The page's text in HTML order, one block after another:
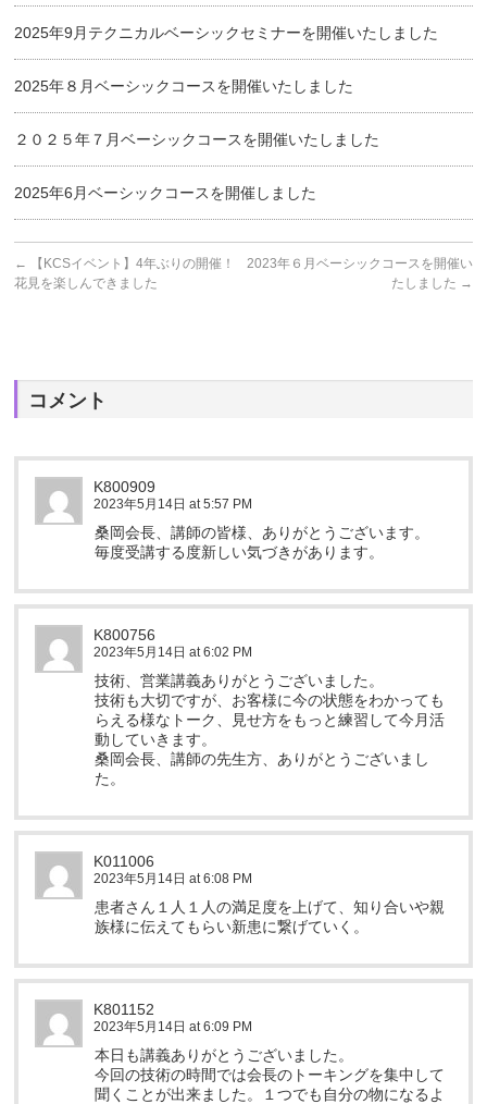
2025年9月テクニカルベーシックセミナーを開催いたしました
2025年８月ベーシックコースを開催いたしました
２０２５年７月ベーシックコースを開催いたしました
2025年6月ベーシックコースを開催しました
←
【KCSイベント】4年ぶりの開催！
花見を楽しんできました
2023年６月ベーシックコースを開催い
たしました →
コメント
K800909
2023年5月14日 at 5:57 PM
桑岡会長、講師の皆様、ありがとうございます。
毎度受講する度新しい気づきがあります。
K800756
2023年5月14日 at 6:02 PM
技術、営業講義ありがとうございました。
技術も大切ですが、お客様に今の状態をわかっても
らえる様なトーク、見せ方をもっと練習して今月活
動していきます。
桑岡会長、講師の先生方、ありがとうございまし
た。
K011006
2023年5月14日 at 6:08 PM
患者さん１人１人の満足度を上げて、知り合いや親
族様に伝えてもらい新患に繋げていく。
K801152
2023年5月14日 at 6:09 PM
本日も講義ありがとうございました。
今回の技術の時間では会長のトーキングを集中して
聞くことが出来ました。１つでも自分の物になるよ